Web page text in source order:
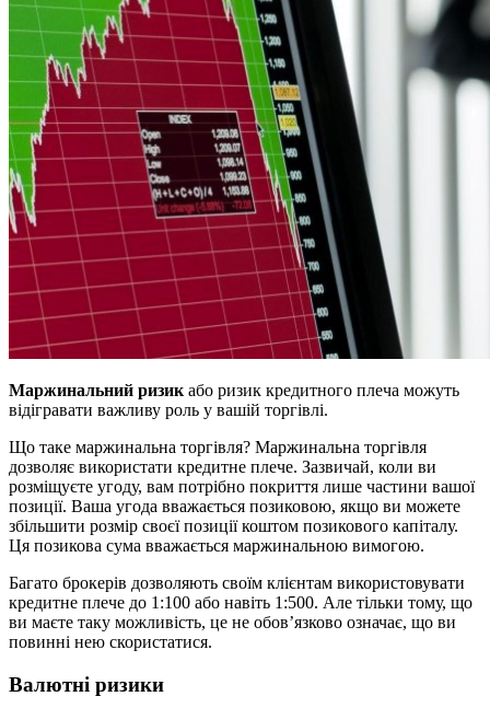
Маржинальний ризик або ризик кредитного плеча можуть
відігравати важливу роль у вашій торгівлі.
Що таке маржинальна торгівля? Маржинальна торгівля
дозволяє використати кредитне плече. Зазвичай, коли ви
розміщуєте угоду, вам потрібно покриття лише частини вашої
позиції. Ваша угода вважається позиковою, якщо ви можете
збільшити розмір своєї позиції коштом позикового капіталу.
Ця позикова сума вважається маржинальною вимогою.
Багато брокерів дозволяють своїм клієнтам використовувати
кредитне плече до 1:100 або навіть 1:500. Але тільки тому, що
ви маєте таку можливість, це не обов’язково означає, що ви
повинні нею скористатися.
Валютні ризики